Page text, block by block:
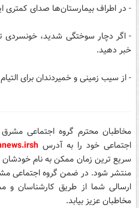
- در اطراف بیمارستان‌ها صدای کمتری
- اگر دچار سوختگی شدید، خونسردی
خبر دهید.
- از سیب زمینی و خمیردندان برای
مخاطبان محترم گروه اجتماعی مشرق
اجتماعی خود را به آدرسsh
سریع ترین زمان ممکن به نام
منتشر شود. در ضمن گروه اجتماعی
ارسالی شما از طریق کارشناسان و
مخاطبان عزیز بیابد.